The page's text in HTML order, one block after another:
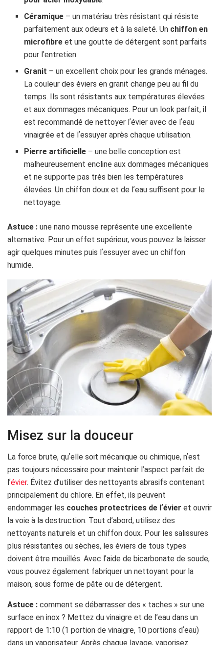
Céramique – un matériau très résistant qui résiste
parfaitement aux odeurs et à la saleté. Un chiffon en
microfibre et une goutte de détergent sont parfaits
pour lʼentretien.
Granit – un excellent choix pour les grands ménages.
La couleur des éviers en granit change peu au fil du
temps. Ils sont résistants aux températures élevées
et aux dommages mécaniques. Pour un look parfait, il
est recommandé de nettoyer lʼévier avec de lʼeau
vinaigrée et de lʼessuyer après chaque utilisation.
Pierre artificielle – une belle conception est
malheureusement encline aux dommages mécaniques
et ne supporte pas très bien les températures
élevées. Un chiffon doux et de lʼeau suffisent pour le
nettoyage.
Astuce : une nano mousse représente une excellente
alternative. Pour un effet supérieur, vous pouvez la laisser
agir quelques minutes puis lʼessuyer avec un chiffon
humide.
Misez sur la douceur
La force brute, quʼelle soit mécanique ou chimique, nʼest
pas toujours nécessaire pour maintenir l’aspect parfait de
lʼévier. Évitez d’utiliser des nettoyants abrasifs contenant
principalement du chlore. En effet, ils peuvent
endommager les couches protectrices de lʼévier et ouvrir
la voie à la destruction. Tout d’abord, utilisez des
nettoyants naturels et un chiffon doux. Pour les salissures
plus résistantes ou sèches, les éviers de tous types
doivent être mouillés. Avec lʼaide de bicarbonate de soude,
vous pouvez également fabriquer un nettoyant pour la
maison, sous forme de pâte ou de détergent.
Astuce : comment se débarrasser des « taches » sur une
surface en inox ? Mettez du vinaigre et de l’eau dans un
rapport de 1:10 (1 portion de vinaigre, 10 portions dʼeau)
dans un vaporisateur. Après chaque lavage, vaporisez